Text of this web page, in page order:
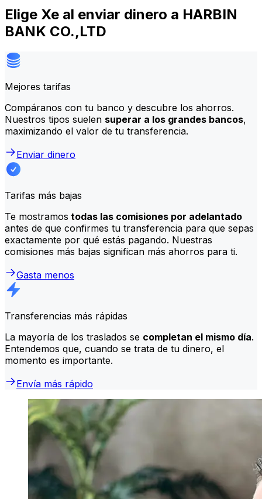
Elige Xe al enviar dinero a HARBIN
BANK CO.,LTD
Mejores tarifas
Compáranos con tu banco y descubre los ahorros.
Nuestros tipos suelen superar a los grandes bancos,
maximizando el valor de tu transferencia.
Enviar dinero
Tarifas más bajas
Te mostramos todas las comisiones por adelantado
antes de que confirmes tu transferencia para que sepas
exactamente por qué estás pagando. Nuestras
comisiones más bajas significan más ahorros para ti.
Gasta menos
Transferencias más rápidas
La mayoría de los traslados se completan el mismo día.
Entendemos que, cuando se trata de tu dinero, el
momento es importante.
Envía más rápido